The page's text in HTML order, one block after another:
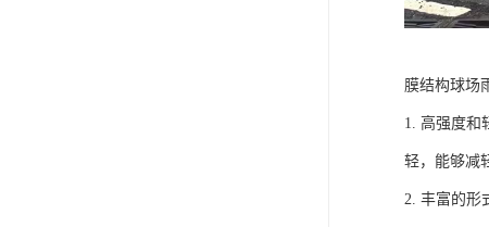
膜结构球场
1. 高强度和
轻，能够减
2. 丰富的形